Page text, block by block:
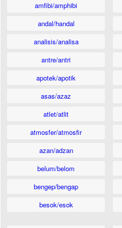
amfibi/amphibi
andal/handal
analisis/analisa
antre/antri
apotek/apotik
asas/azaz
atlet/atlit
atmosfer/atmosfir
azan/adzan
belum/belom
bengep/bengap
besok/esok